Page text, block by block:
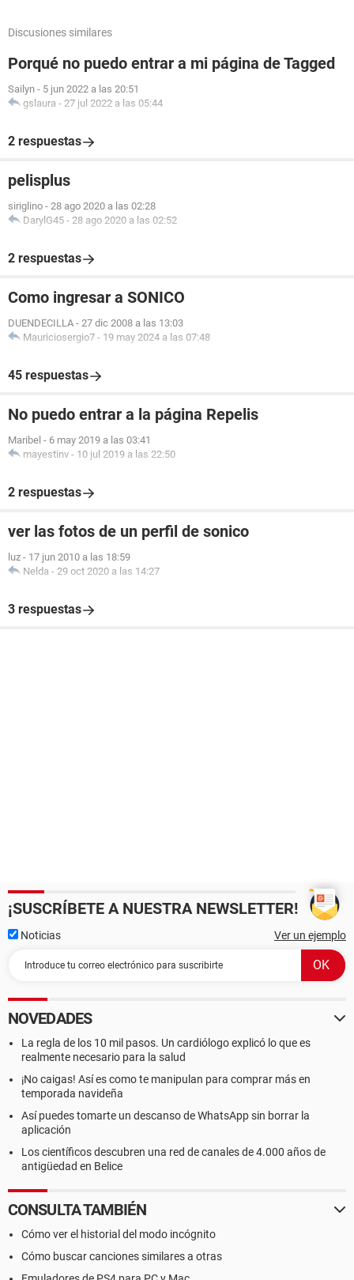
Discusiones similares
Porqué no puedo entrar a mi página de Tagged
Sailyn - 5 jun 2022 a las 20:51
gslaura - 27 jul 2022 a las 05:44
2 respuestas
pelisplus
siriglino - 28 ago 2020 a las 02:28
DarylG45 - 28 ago 2020 a las 02:52
2 respuestas
Como ingresar a SONICO
DUENDECILLA - 27 dic 2008 a las 13:03
Mauriciosergio7 - 19 may 2024 a las 07:48
45 respuestas
No puedo entrar a la página Repelis
Maribel - 6 may 2019 a las 03:41
mayestinv - 10 jul 2019 a las 22:50
2 respuestas
ver las fotos de un perfil de sonico
luz - 17 jun 2010 a las 18:59
Nelda - 29 oct 2020 a las 14:27
3 respuestas
¡SUSCRÍBETE A NUESTRA NEWSLETTER!
Noticias Ver un ejemplo
NOVEDADES
La regla de los 10 mil pasos. Un cardiólogo explicó lo que es
realmente necesario para la salud
¡No caigas! Así es como te manipulan para comprar más en
temporada navideña
Así puedes tomarte un descanso de WhatsApp sin borrar la
aplicación
Los científicos descubren una red de canales de 4.000 años de
antigüedad en Belice
CONSULTA TAMBIÉN
Cómo ver el historial del modo incógnito
Cómo buscar canciones similares a otras